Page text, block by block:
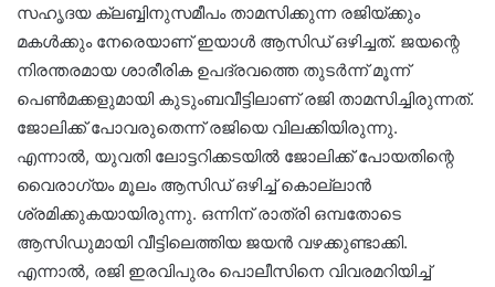
സഹൃദയ ക്ലബ്ബിനുസമീപം താമസിക്കുന്ന രജിയ്ക്കും
മകൾക്കും നേരെയാണ് ഇയാൾ ആസിഡ് ഒഴിച്ചത്. ജയന്റെ
നിരന്തരമായ ശാരീരിക ഉപദ്രവത്തെ തുടർന്ന് മൂന്ന്
പെൺമക്കളുമായി കുടുംബവീട്ടിലാണ്‌ രജി താമസിച്ചിരുന്നത്‌.
ജോലിക്ക്‌ പോവരുതെന്ന്‌ രജിയെ വിലക്കിയിരുന്നു.
എന്നാൽ, യുവതി ലോട്ടറിക്കടയിൽ ജോലിക്ക്​ പോയതിന്റെ
വൈരാഗ്യം മൂലം ആസിഡ് ഒഴിച്ച് കൊല്ലാൻ
ശ്രമിക്കുകയായിരുന്നു. ഒന്നിന്​ രാത്രി ഒമ്പതോടെ
ആസിഡുമായി വീട്ടിലെത്തിയ ജയൻ വഴക്കുണ്ടാക്കി.
എന്നാൽ, രജി ഇരവിപുരം പൊലീസിനെ വിവരമറിയിച്ച്‌